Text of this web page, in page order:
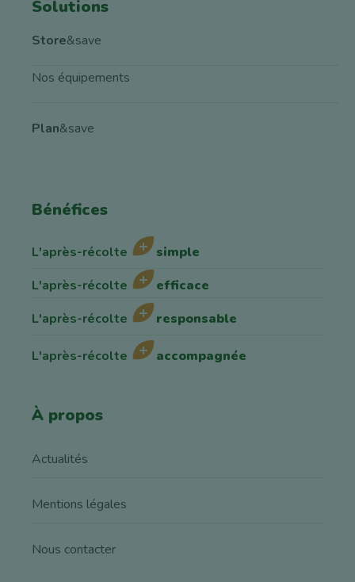
Solutions
Store&save
Nos équipements
Plan&save
Bénéfices
L'après-récolte
simple
L'après-récolte
efficace
L'après-récolte
responsable
L'après-récolte accompagnée
À propos
Actualités
Mentions légales
Nous contacter